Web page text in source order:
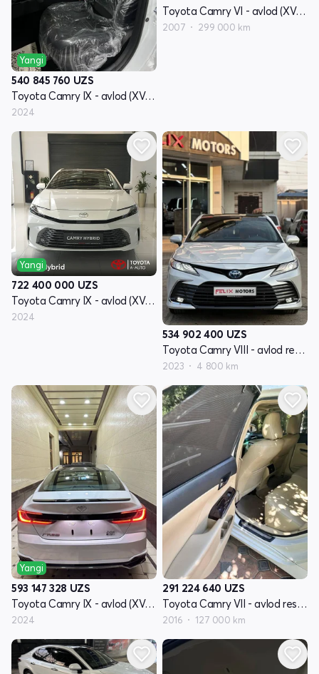
Yangi
540 845 760 UZS
Toyota Camry IX - avlod (XV80)
2024
Toyota Camry VI - avlod (XV40)
2007 299 000 km
Yangi
722 400 000 UZS
Toyota Camry IX - avlod (XV80)
2024
534 902 400 UZS
Toyota Camry VIII - avlod restyling XV70
2023 4 800 km
Yangi
593 147 328 UZS
Toyota Camry IX - avlod (XV80)
2024
291 224 640 UZS
Toyota Camry VII - avlod restayling (XV50)
2016 127 000 km